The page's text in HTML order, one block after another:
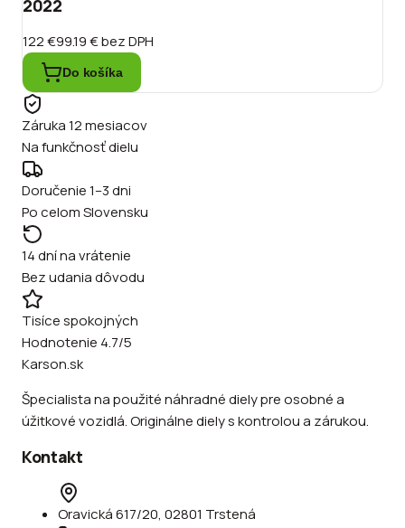
2022
122 €99.19 €bez DPH
Do košíka
Záruka 12 mesiacov
Na funkčnosť dielu
Doručenie 1–3 dni
Po celom Slovensku
14 dní na vrátenie
Bez udania dôvodu
Tisíce spokojných
Hodnotenie 4.7/5
Karson.sk
Špecialista na použité náhradné diely pre osobné a
úžitkové vozidlá. Originálne diely s kontrolou a zárukou.
Kontakt
Oravická 617/20, 02801 Trstená